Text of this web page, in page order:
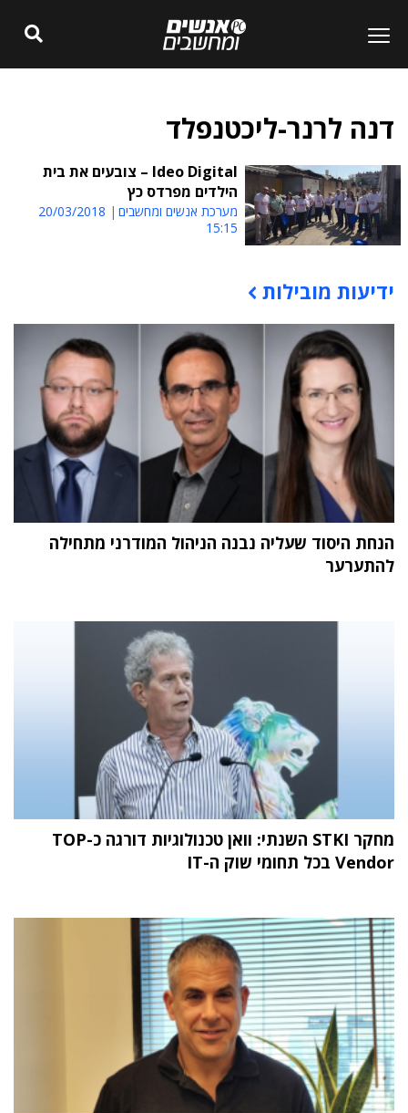
דנה לרנר-ליכטנפלד
Ideo Digital – צובעים את בית
הילדים מפרדס כץ
מערכת אנשים ומחשבים
20/03/2018
15:15
תוכן פרסומי
ידיעות מובילות
הנחת היסוד שעליה נבנה הניהול המודרני מתחילה
להתערער
מחקר STKI השנתי: וואן טכנולוגיות דורגה כ-TOP
Vendor בכל תחומי שוק ה-IT